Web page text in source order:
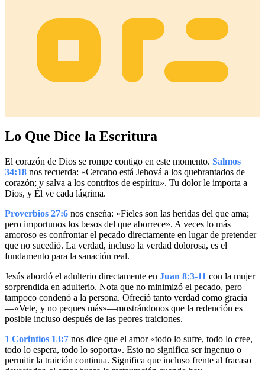
Lo Que Dice la Escritura
El corazón de Dios se rompe contigo en este momento. Salmos
34:18 nos recuerda: «Cercano está Jehová a los quebrantados de
corazón; y salva a los contritos de espíritu». Tu dolor le importa a
Dios, y Él ve cada lágrima.
Proverbios 27:6 nos enseña: «Fieles son las heridas del que ama;
pero importunos los besos del que aborrece». A veces lo más
amoroso es confrontar el pecado directamente en lugar de pretender
que no sucedió. La verdad, incluso la verdad dolorosa, es el
fundamento para la sanación real.
Jesús abordó el adulterio directamente en Juan 8:3-11 con la mujer
sorprendida en adulterio. Nota que no minimizó el pecado, pero
tampoco condenó a la persona. Ofreció tanto verdad como gracia
—«Vete, y no peques más»—mostrándonos que la redención es
posible incluso después de las peores traiciones.
1 Corintios 13:7 nos dice que el amor «todo lo sufre, todo lo cree,
todo lo espera, todo lo soporta». Esto no significa ser ingenuo o
permitir la traición continua. Significa que incluso frente al fracaso